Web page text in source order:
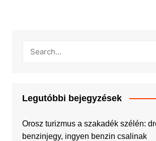
Legutóbbi bejegyzések
Orosz turizmus a szakadék szélén:
benzinjegy, ingyen benzin csalinak